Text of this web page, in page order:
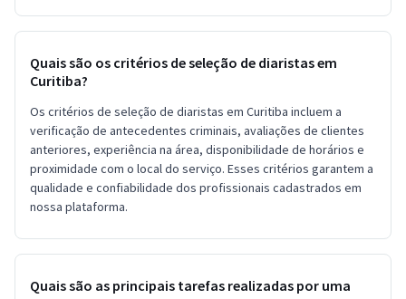
Quais são os critérios de seleção de diaristas em
Curitiba?
Os critérios de seleção de diaristas em Curitiba incluem a
verificação de antecedentes criminais, avaliações de clientes
anteriores, experiência na área, disponibilidade de horários e
proximidade com o local do serviço. Esses critérios garantem a
qualidade e confiabilidade dos profissionais cadastrados em
nossa plataforma.
Quais são as principais tarefas realizadas por uma